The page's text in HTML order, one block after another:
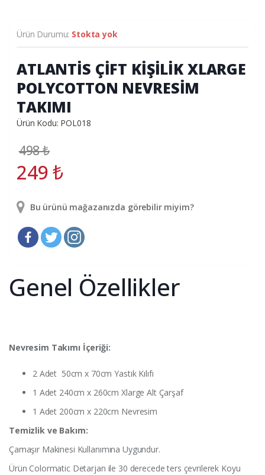
Ürün Durumu: Stokta yok
ATLANTİS ÇİFT KİŞİLİK XLARGE
POLYCOTTON NEVRESİM
TAKIMI
Ürün Kodu: POL018
498₺
249₺
Bu ürünü mağazanızda görebilir miyim?
Genel Özellikler
Nevresim Takımı İçeriği:
2 Adet 50cm x 70cm Yastık Kılıfı
1 Adet 240cm x 260cm Xlarge Alt Çarşaf
1 Adet 200cm x 220cm Nevresim
Temizlik ve Bakım:
Çamaşır Makinesi Kullanımına Uygundur.
Ürün Colormatic Detarjan ile 30 derecede ters çevrilerek Koyu